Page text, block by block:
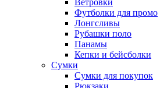
Ветровки
Футболки для промо
Лонгсливы
Рубашки поло
Панамы
Кепки и бейсболки
Сумки
Сумки для покупок
Рюкзаки